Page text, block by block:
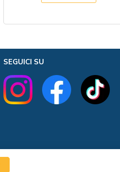
SEGUICI SU